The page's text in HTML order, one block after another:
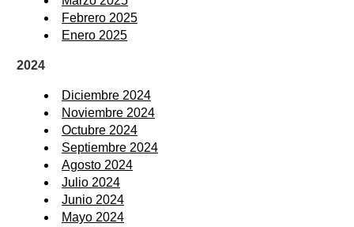
Febrero 2025
Enero 2025
2024
Diciembre 2024
Noviembre 2024
Octubre 2024
Septiembre 2024
Agosto 2024
Julio 2024
Junio 2024
Mayo 2024